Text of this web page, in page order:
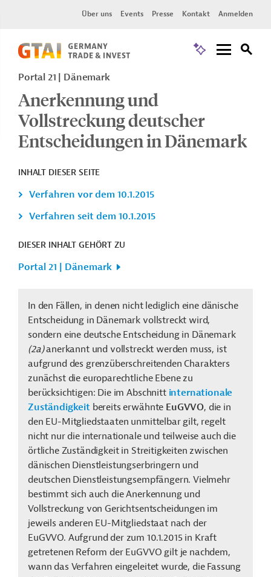
Über uns Events Presse Kontakt Anmelden
Portal 21 Dänemark
Anerkennung und
Vollstreckung deutscher
Entscheidungen in Dänemark
INHALT DIESER SEITE
Verfahren vor dem 10.1.2015
Verfahren seit dem 10.1.2015
DIESER INHALT GEHÖRT ZU
Portal 21 | Dänemark
In den Fällen, in denen nicht lediglich eine dänische
Entscheidung in Dänemark vollstreckt wird,
sondern eine deutsche Entscheidung in Dänemark
(2a)anerkannt und vollstreckt werden muss, ist
aufgrund des grenzüberschreitenden Charakters
zunächst die europarechtliche Ebene zu
berücksichtigen: Die im Abschnitt internationale
Zuständigkeit bereits erwähnte EuGVVO, die in
den EU-Mitgliedstaaten unmittelbar gilt, regelt
nicht nur die internationale und teilweise auch die
örtliche Zuständigkeit in Streitigkeiten zwischen
dänischen Dienstleistungserbringern und
deutschen Dienstleistungsempfängern. Vielmehr
bestimmt sich auch die Anerkennung und
Vollstreckung von Gerichtsentscheidungen im
jeweils anderen EU-Mitgliedstaat nach der
EuGVVO. Aufgrund der zum 10.1.2015 in Kraft
getretenen Reform der EuGVVO gilt je nachdem,
wann das Verfahren eingeleitet wurde, die Fassung